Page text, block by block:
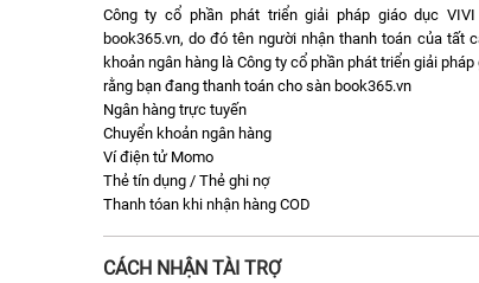
Công ty cổ phần phát triển giải pháp giáo dục
book365.vn, do đó tên người nhận thanh toán của tất
khoản ngân hàng là Công ty cổ phần phát triển giải
rằng bạn đang thanh toán cho sàn book365.vn
Ngân hàng trực tuyến
Chuyển khoản ngân hàng
Ví điện tử Momo
Thẻ tín dụng / Thẻ ghi nợ
Thanh tóan khi nhận hàng COD
CÁCH NHẬN TÀI TRỢ